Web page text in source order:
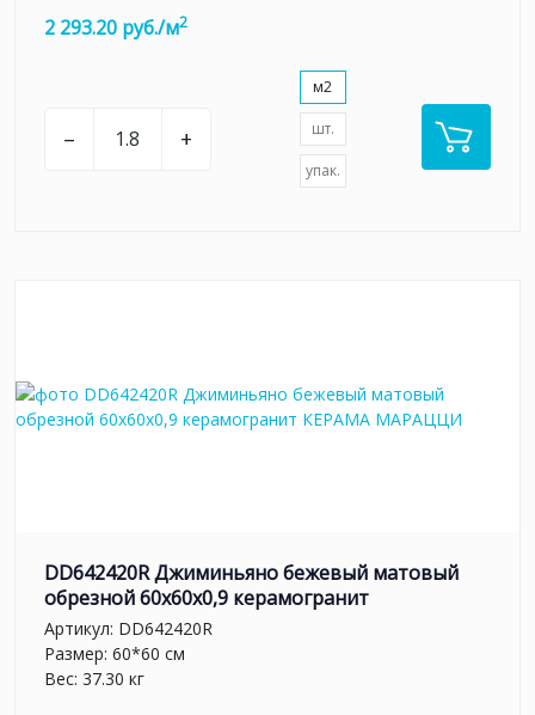
2 293.20 руб./м2
– +
м2
шт.
упак.
DD642420R Джиминьяно бежевый матовый
обрезной 60х60x0,9 керамогранит
Артикул: DD642420R
Размер: 60*60 см
Вес: 37.30 кг